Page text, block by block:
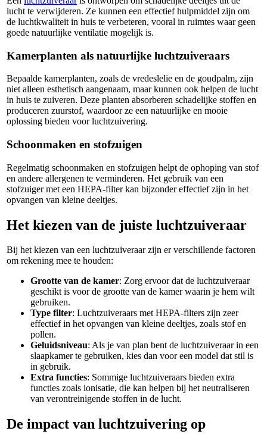
lucht te verwijderen. Ze kunnen een effectief hulpmiddel zijn om
de luchtkwaliteit in huis te verbeteren, vooral in ruimtes waar geen
goede natuurlijke ventilatie mogelijk is.
Kamerplanten als natuurlijke luchtzuiveraars
Bepaalde kamerplanten, zoals de vredeslelie en de goudpalm, zijn
niet alleen esthetisch aangenaam, maar kunnen ook helpen de lucht
in huis te zuiveren. Deze planten absorberen schadelijke stoffen en
produceren zuurstof, waardoor ze een natuurlijke en mooie
oplossing bieden voor luchtzuivering.
Schoonmaken en stofzuigen
Regelmatig schoonmaken en stofzuigen helpt de ophoping van stof
en andere allergenen te verminderen. Het gebruik van een
stofzuiger met een HEPA-filter kan bijzonder effectief zijn in het
opvangen van kleine deeltjes.
Het kiezen van de juiste luchtzuiveraar
Bij het kiezen van een luchtzuiveraar zijn er verschillende factoren
om rekening mee te houden:
Grootte van de kamer: Zorg ervoor dat de luchtzuiveraar
geschikt is voor de grootte van de kamer waarin je hem wilt
gebruiken.
Type filter: Luchtzuiveraars met HEPA-filters zijn zeer
effectief in het opvangen van kleine deeltjes, zoals stof en
pollen.
Geluidsniveau: Als je van plan bent de luchtzuiveraar in een
slaapkamer te gebruiken, kies dan voor een model dat stil is
in gebruik.
Extra functies: Sommige luchtzuiveraars bieden extra
functies zoals ionisatie, die kan helpen bij het neutraliseren
van verontreinigende stoffen in de lucht.
De impact van luchtzuivering op